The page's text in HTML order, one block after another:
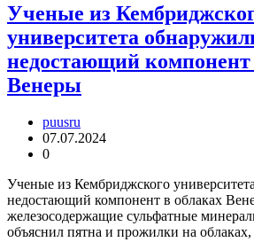
Ученые из
университета
недостающий компонент
Венеры
puusru
07.07.2024
0
Ученые из Кембриджского
недостающий компонент в облаках
железосодержащие сульфатные
объяснил пятна и прожилки на